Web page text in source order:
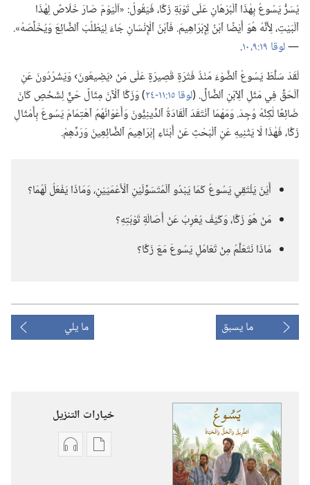
يُسَرُّ يَسُوعُ بِهٰذَا ٱلْبُرْهَانِ عَلَى تَوْبَةِ زَكَّا،‏ فَيَقُولُ:‏ «اَلْيَوْمَ صَارَ خَلَاصٌ لِهٰذَا
ٱلْبَيْتِ،‏ لِأَنَّهُ هُوَ أَيْضًا ٱبْنٌ لِإِبْرَاهِيمَ.‏ فَٱبْنُ ٱلْإِنْسَانِ جَاءَ لِيَطْلُبَ ٱلضَّائِعَ وَيُخَلِّصَهُ».‏
—‏لوقا ١٩:‏​٩،‏ ١٠
‏.‏
لَقَدْ سَلَّطَ يَسُوعُ ٱلضَّوْءَ مُنْذُ فَتْرَةٍ قَصِيرَةٍ عَلَى مَنْ ‹يَضِيعُونَ› وَيَشْرُدُونَ عَنِ
ٱلْحَقِّ فِي مَثَلِ ٱلِٱبْنِ ٱلضَّالِّ.‏ (‏لوقا ١٥:‏​١١-‏٢٤
‏)‏ وَزَكَّا ٱلْآنَ مِثَالٌ حَيٌّ لِشَخْصٍ كَانَ
ضَائِعًا لٰكِنَّهُ وُجِدَ.‏ وَمَهْمَا ٱنْتَقَدَ ٱلْقَادَةُ ٱلدِّينِيُّونَ وَأَعْوَانُهُمُ ٱهْتِمَامَ يَسُوعَ بِأَمْثَالِ
زَكَّا،‏ فَهٰذَا لَا يَثْنِيهِ عَنِ ٱلْبَحْثِ عَنْ أَبْنَاءِ إِبْرَاهِيمَ ٱلضَّائِعِينَ وَرَدِّهِمْ.‏
أَيْنَ يَلْتَقِي يَسُوعُ كَمَا يَبْدُو ٱلْمُتَسَوِّلَيْنِ ٱلْأَعْمَيَيْنِ،‏ وَمَاذَا يَفْعَلُ لَهُمَا؟‏
مَنْ هُوَ زَكَّا،‏ وَكَيْفَ يُعْرِبُ عَنْ أَصَالَةِ تَوْبَتِهِ؟‏
مَاذَا نَتَعَلَّمُ مِنْ تَعَامُلِ يَسُوعَ مَعَ زَكَّا؟‏
ما يسبق ما يلي
خيارات التنزيل
خياراتخيارات